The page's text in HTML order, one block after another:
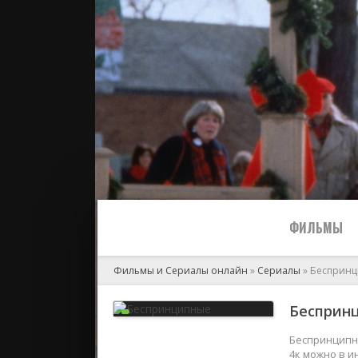
ФИЛЬМЫ
2024
Фильмы и Сериалы онлайн » Сериалы »
4к можно в